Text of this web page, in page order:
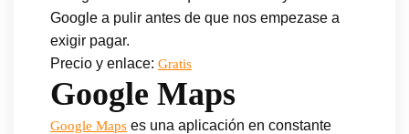
Google a pulir antes de que nos empezase a
exigir pagar.
Precio y enlace: Gratis
Google Maps
Google Maps es una aplicación en constante